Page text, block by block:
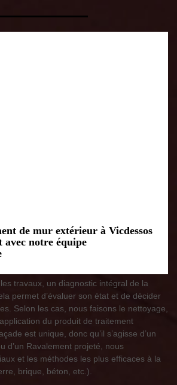
de mur extérieur à Vicdessos
avec notre équipe
travaux, un diagnostic intégral de la
permet d’évaluer son état et de décider
Selon les cas, nous faisons le nettoyage,
du produit de traitement
est unique, donc qu’il s’agisse d’un
d’un Ravalement projeté, nous
et les méthodes les plus efficaces à la
brique, béton, etc.).